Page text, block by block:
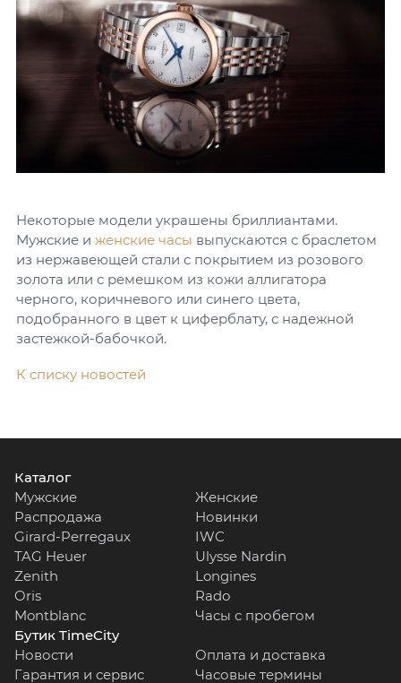
Некоторые модели украшены бриллиантами.
Мужские и женские часы выпускаются с браслетом
из нержавеющей стали с покрытием из розового
золота или с ремешком из кожи аллигатора
черного, коричневого или синего цвета,
подобранного в цвет к циферблату, с надежной
застежкой-бабочкой.
К списку новостей
Каталог
Мужские
Женские
Распродажа
Новинки
Girard-Perregaux
IWC
TAG Heuer
Ulysse Nardin
Zenith
Longines
Oris
Rado
Montblanc
Часы с пробегом
Бутик TimeCity
Новости
Оплата и доставка
Гарантия и сервис
Часовые термины